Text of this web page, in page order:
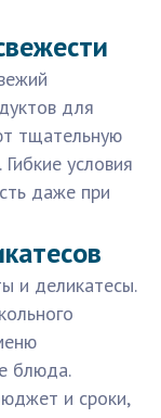
для
тщательную
условия
даже при
и деликатесы.
блюда.
и сроки,